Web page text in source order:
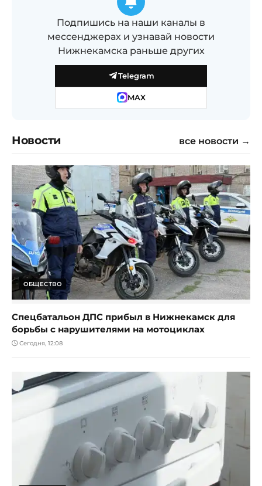
Подпишись на наши каналы в
мессенджерах и узнавай новости
Нижнекамска раньше других
Telegram
MAX
Новости все новости →
ОБЩЕСТВО
Спецбатальон ДПС прибыл в Нижнекамск для
борьбы с нарушителями на мотоциклах
Сегодня, 12:08